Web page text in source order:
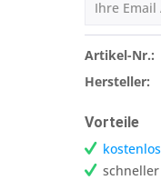
Artikel-Nr.:
Hersteller:
Vorteile